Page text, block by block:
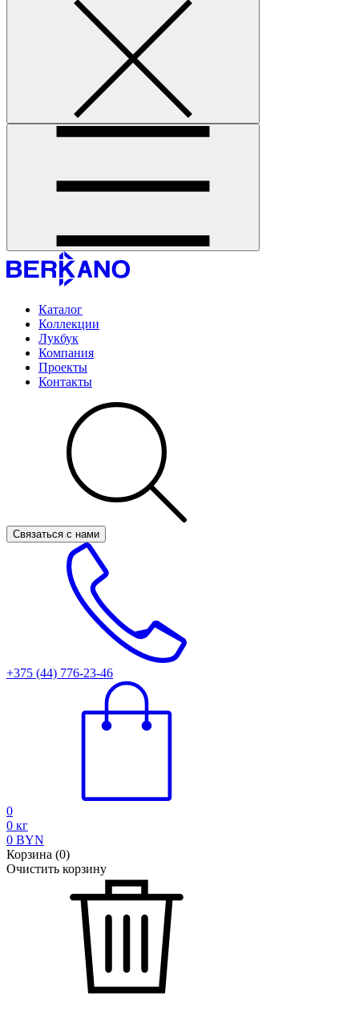
Каталог
Коллекции
Лукбук
Компания
Проекты
Контакты
Связаться с нами
+375 (44) 776-23-46
0
0 кг
0 BYN
Корзина (0)
Очистить корзину